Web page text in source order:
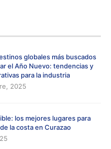
globales más buscados
el Año Nuevo: tendencias y
para la industria
2025
los mejores lugares para
la costa en Curazao